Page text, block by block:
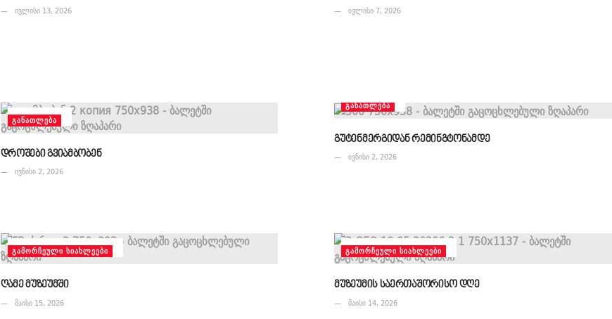
ივლისი 13, 2026 ივლისი 7, 2026
ᲒᲐᲜᲐᲗᲚᲔᲑᲐ
დროშები გვიამბობენ
ივნისი 2, 2026
ᲒᲐᲜᲐᲗᲚᲔᲑᲐ
გუტენმერგიდან რემინგტონამდე
ივნისი 2, 2026
ᲒᲐᲛᲝᲠᲩᲔᲣᲚᲘ ᲡᲘᲐᲮᲚᲔᲔᲑᲘ
ღამე მუზეუმში
მაისი 15, 2026
ᲒᲐᲛᲝᲠᲩᲔᲣᲚᲘ ᲡᲘᲐᲮᲚᲔᲔᲑᲘ
მუზეუმის საერთაშორისო დღე
მაისი 14, 2026